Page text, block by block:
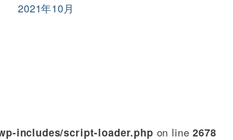
2021年10月
includes/script-loader.php on line2678